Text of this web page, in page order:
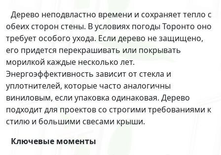
Дерево неподвластно времени и сохраняет тепло с
обеих сторон стены. В условиях погоды Торонто оно
требует особого ухода. Если дерево не защищено,
его придется перекрашивать или покрывать
морилкой каждые несколько лет.
Энергоэффективность зависит от стекла и
уплотнителей, которые часто аналогичны
виниловым, если упаковка одинаковая. Дерево
подходит для проектов со строгими требованиями к
стилю и большими свесами крыши.
Ключевые моменты